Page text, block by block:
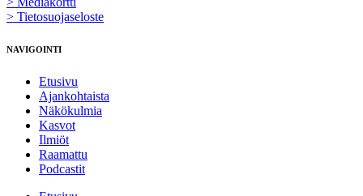
> Tietosuojaseloste
NAVIGOINTI
Etusivu
Ajankohtaista
Näkökulmia
Kasvot
Ilmiöt
Raamattu
Podcastit